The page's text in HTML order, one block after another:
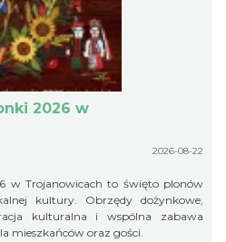
2026 w
2026-08-22
w Trojanowicach to święto plonów
kultury. Obrzędy dożynkowe,
kulturalna i wspólna zabawa
mieszkańców oraz gości.